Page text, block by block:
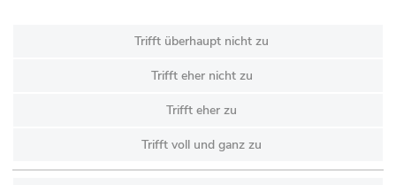
Trifft überhaupt nicht zu
Trifft eher nicht zu
Trifft eher zu
Trifft voll und ganz zu